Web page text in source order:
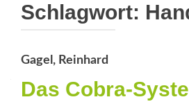
Schlagwort:
Gagel, Reinhard
Das Cobra-